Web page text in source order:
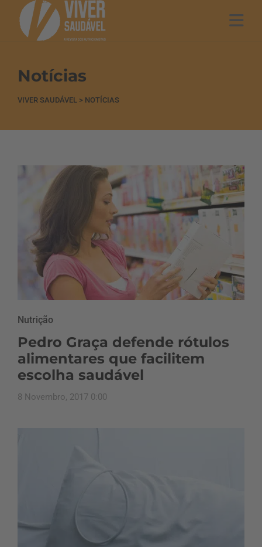
Notícias
VIVER SAUDÁVEL > NOTÍCIAS
Nutrição
Pedro Graça defende rótulos
alimentares que facilitem
escolha saudável
8 Novembro, 2017 0:00